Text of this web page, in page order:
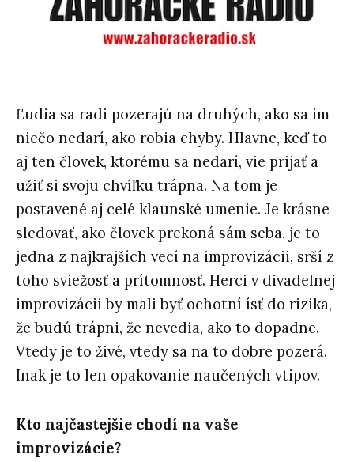
Ľudia sa radi pozerajú na druhých, ako sa im
niečo nedarí, ako robia chyby. Hlavne, keď to
aj ten človek, ktorému sa nedarí, vie prijať a
užiť si svoju chvíľku trápna. Na tom je
postavené aj celé klaunské umenie. Je krásne
sledovať, ako človek prekoná sám seba, je to
jedna z najkrajších vecí na improvizácii, srší z
toho sviežosť a prítomnosť. Herci v divadelnej
improvizácii by mali byť ochotní ísť do rizika,
že budú trápni, že nevedia, ako to dopadne.
Vtedy je to živé, vtedy sa na to dobre pozerá.
Inak je to len opakovanie naučených vtipov.
Kto najčastejšie chodí na vaše
improvizácie?